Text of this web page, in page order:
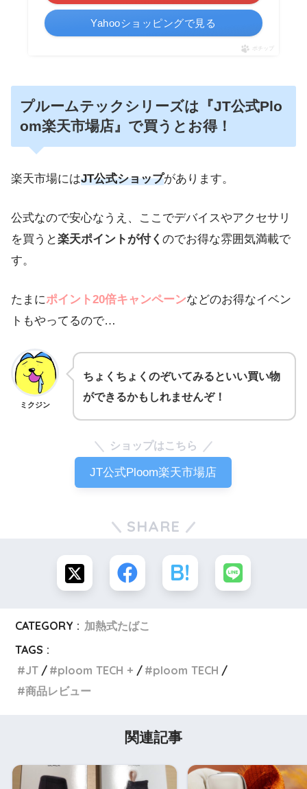
Yahooショッピングで見る
ポチップ
プルームテックシリーズは『JT公式Plo
om楽天市場店』で買うとお得！
楽天市場にはJT公式ショップがあります。
公式なので安心なうえ、ここでデバイスやアクセサリ
を買うと楽天ポイントが付く のでお得な雰囲気満載で
す。
たまにポイント20倍キャンペーンなどのお得なイベン
トもやってるので…
ミクジン
ちょくちょくのぞいてみるといい買い物
ができるかもしれませんぞ！
ショップはこちら
JT公式Ploom楽天市場店
SHARE
CATEGORY : 加熱式たばこ
TAGS :
JT
ploom TECH +
ploom TECH
商品レビュー
関連記事